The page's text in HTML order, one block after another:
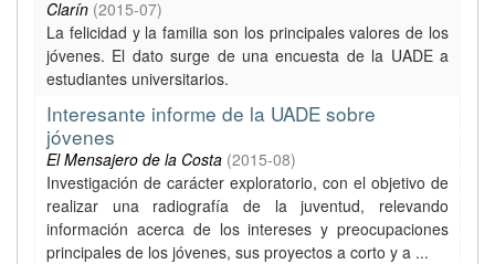
Clarín (2015-07)
La felicidad y la familia son los principales valores de los
jóvenes. El dato surge de una encuesta de la UADE a
estudiantes universitarios.
Interesante informe de la UADE sobre
jóvenes
El Mensajero de la Costa (2015-08)
Investigación de carácter exploratorio, con el objetivo de
realizar una radiografía de la juventud, relevando
información acerca de los intereses y preocupaciones
principales de los jóvenes, sus proyectos a corto y a ...